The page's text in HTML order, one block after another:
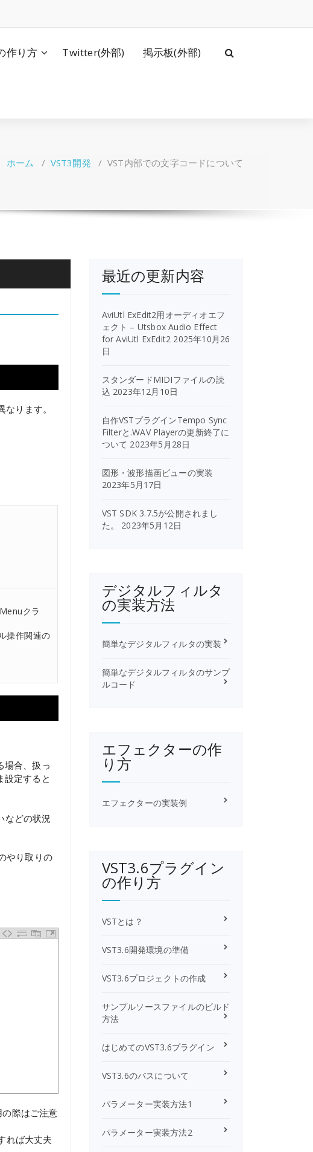
作り方 Twitter(外部) 掲示板(外部)
ホーム / VST3開発 / VST内部での文字コードについて
ります。
クラ
操作関連の
場合、扱っ
定すると
などの状況
やり取りの
際はご注意
れば大丈夫
最近の更新内容
AviUtl ExEdit2用オーディオエフ
ェクト – Utsbox Audio Effect
for AviUtl ExEdit2 2025年10月26
日
スタンダードMIDIファイルの読
込 2023年12月10日
自作VSTプラグインTempo Sync
Filterと.WAV Playerの更新終了に
ついて 2023年5月28日
図形・波形描画ビューの実装
2023年5月17日
VST SDK 3.7.5が公開されまし
た。
2023年5月12日
デジタルフィルタ
の実装方法
簡単なデジタルフィルタの実装
簡単なデジタルフィルタのサンプ
ルコード
エフェクターの作
り方
エフェクターの実装例
VST3.6プラグイン
の作り方
VSTとは？
VST3.6開発環境の準備
VST3.6プロジェクトの作成
サンプルソースファイルのビルド
方法
はじめてのVST3.6プラグイン
VST3.6のバスについて
パラメーター実装方法1
パラメーター実装方法2